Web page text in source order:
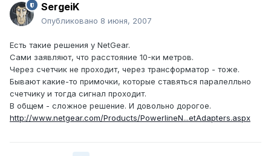
SergeiK
Опубликовано 8 июня, 2007
Есть такие решения у NetGear.
Сами заявляют, что расстояние 10-ки метров.
Через счетчик не проходит, через трансформатор - тоже.
Бывают какие-то примочки, которые ставяться паралелльно
счетчику и тогда сигнал проходит.
В общем - сложное решение. И довольно дорогое.
http://www.netgear.com/Products/PowerlineN...etAdapters.aspx